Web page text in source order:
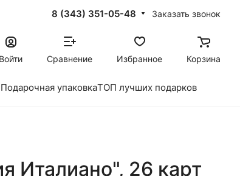
8 (343) 351-05-48 Заказать звонок
Войти Сравнение Избранное Корзина
Подарочная упаковкаТОП лучших подарков
Италиано", 26 карт